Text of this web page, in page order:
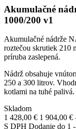
Akumulačné
1000/200 v1
Akumulačné nádrže
roztečou skrutiek 210
príruba zaslepená.
Nádrž obsahuje
250 a 300 litrov.
kotlami na tuhé palivá.
Skladom
1 428,00 € 1 904,00 €
S DPH Dodanie do 1